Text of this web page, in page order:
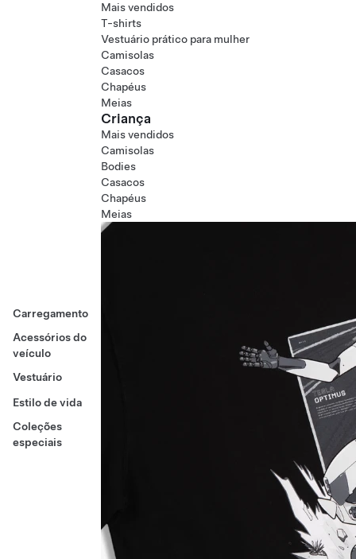
Carregamento
Acessórios do
veículo
Vestuário
Estilo de vida
Coleções
especiais
Mais vendidos
T-shirts
Vestuário prático para mulher
Camisolas
Casacos
Chapéus
Meias
Criança
Mais vendidos
Camisolas
Bodies
Casacos
Chapéus
Meias